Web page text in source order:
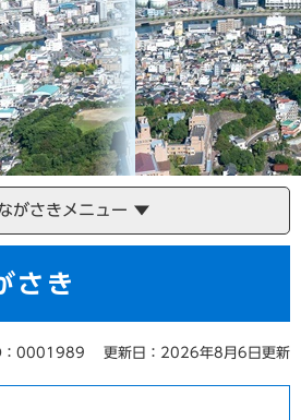
がさきメニュー
さき
：0001989 更新日：2026年8月6日更新